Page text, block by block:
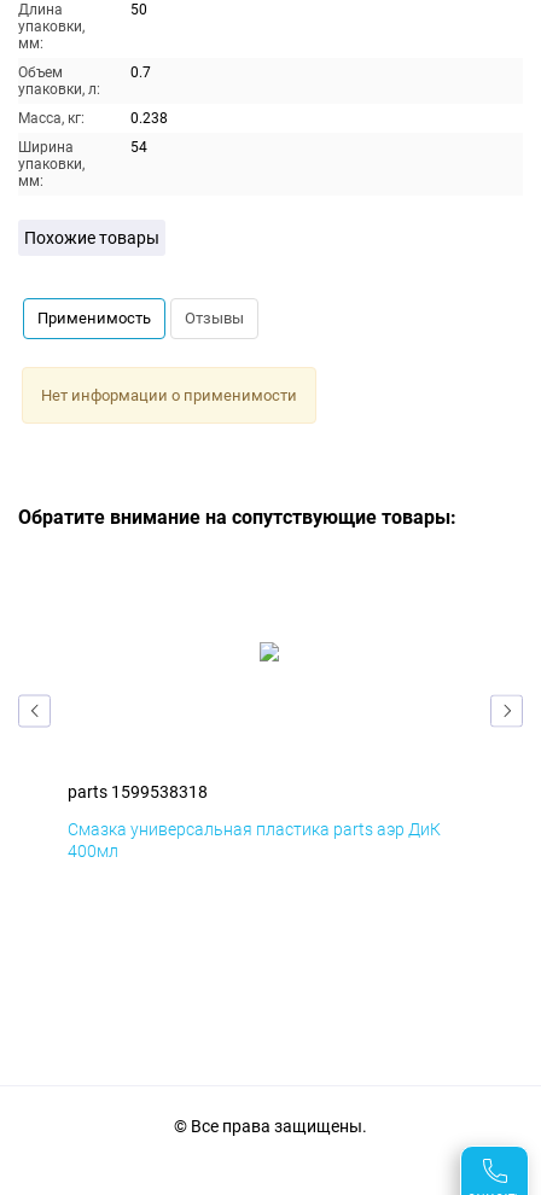
Длина
упаковки,
мм:
50
Объем
упаковки, л:
0.7
Масса, кг:
0.238
Ширина
упаковки,
мм:
54
Похожие товары
Применимость Отзывы
Нет информации о применимости
Обратите внимание на сопутствующие товары:
parts 1599538318
Смазка универсальная пластика parts аэр ДиК
400мл
© Все права защищены.